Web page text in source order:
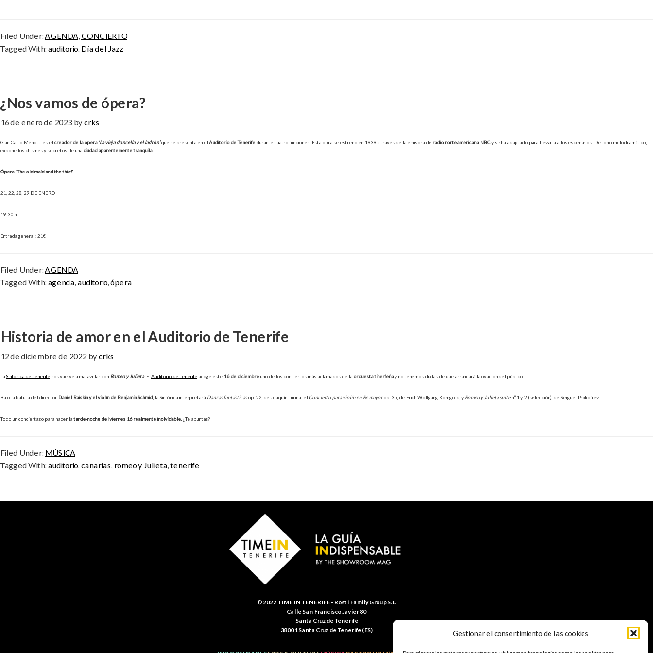
Gestionar el consentimiento de las cookies
Filed Under:AGENDA, CONCIERTO
Tagged With: auditorio, Día del Jazz
¿Nos vamos de ópera?
16 de enero de 2023 by crks
Gian Carlo Menotti es el creador de la ópera ‘La vieja doncella y el ladrón’que se presenta en elAuditorio de Tenerife durante cuatro funciones. Esta obra se estrenó en 1939 a través de la emisora de radio norteamericana NBCy se ha adaptado para llevarla a los escenarios. De tono melodramático,
expone los chismes y secretos de una ciudad aparentemente tranquila.
Ópera ‘The old maid and the thief’
21, 22, 28, 29 DE ENERO
19:30 h
Entrada general: 21€
Filed Under:AGENDA
Tagged With: agenda, auditorio,ópera
Historia de amor en el Auditorio de Tenerife
12 de diciembre de 2022 by crks
La Sinfónica de Tenerife nos vuelve a maravillar con Romeo y Julieta. ElAuditorio de Tenerife acoge este 16 de diciembre uno de los conciertos más aclamados de la orquesta tinerfeñay no tenemos dudas de que arrancará la ovación del público.
Bajo la batuta del director Daniel Raiskin y el violín de Benjamin Schmid, la Sinfónica interpretará Danzas fantásticas op. 22, de Joaquín Turina; el Concierto para violín en Re mayor op. 35, de Erich Wolfgang Korngold, y Romeo y Julieta suite nº 1 y 2 (selección), de Serguéi Prokófiev.
Todo un conciertazo para hacer latarde-noche del viernes 16 realmente inolvidable. ¿Te apuntas?
Filed Under: MÚSICA
Tagged With: auditorio, canarias, romeo y Julieta,tenerife
© 2022 TIME IN TENERIFE - Rosti Family Group S.L.
Calle San Francisco Javier 80
Santa Cruz de Tenerife
38001 Santa Cruz de Tenerife (ES)